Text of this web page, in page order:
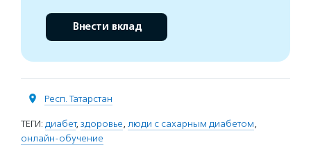
Внести вклад
Респ. Татарстан
ТЕГИ: диабет, здоровье, люди с сахарным диабетом,
онлайн-обучение